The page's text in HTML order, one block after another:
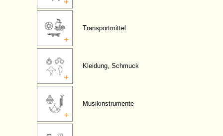
Transportmittel
Kleidung, Schmuck
Musikinstrumente